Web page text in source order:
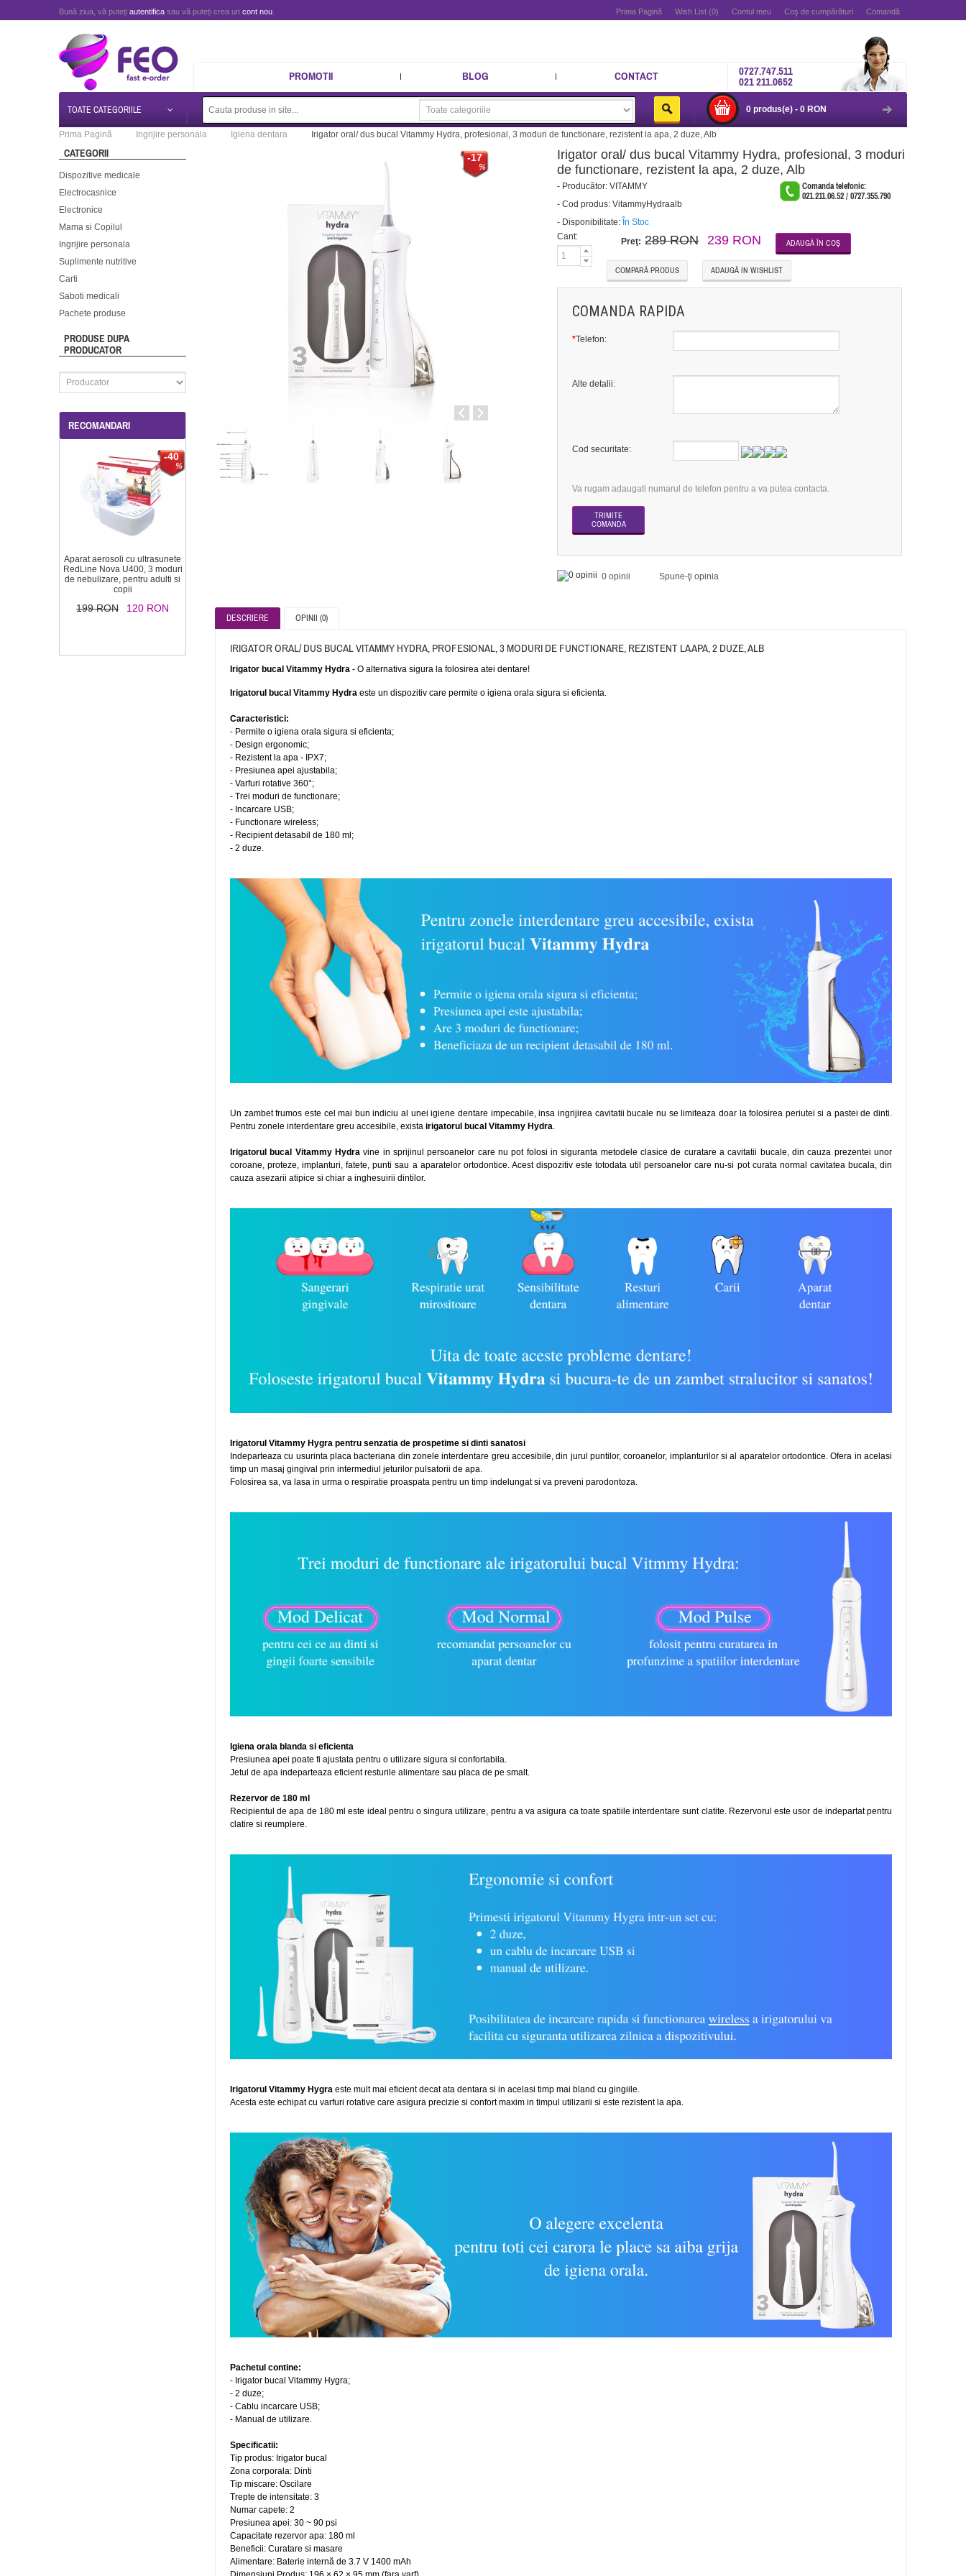
Bună ziua, vă puteți autentifica sau vă puteți crea un cont nou Prima Pagină Wish List (0) Contul meu Coş de cumpărături Comandă
0727.747.511
021 211.0652
CONTACT
BLOG
PROMOTII
0 produs(e) - 0 RON
TOATE CATEGORIILE
Prima Pagină Ingrijire personala Igiena dentara Irigator oral/ dus bucal Vitammy Hydra, profesional, 3 moduri de functionare, rezistent la apa, 2 duze, Alb
CATEGORII
Dispozitive medicale
Electrocasnice
Electronice
Mama si Copilul
Ingrijire personala
Suplimente nutritive
Carti
Saboti medicali
Pachete produse
PRODUSE DUPA
PRODUCATOR
RECOMANDARI
-40
Aparat aerosoli cu ultrasunete
RedLine Nova U400, 3 moduri
de nebulizare, pentru adulti si
copii
199 RON 120 RON
-17
Irigator oral/ dus bucal Vitammy Hydra, profesional, 3 moduri
de functionare, rezistent la apa, 2 duze, Alb
Comanda telefonic:
021.211.06.52 / 0727.355.790
- Producător:VITAMMY
-Cod produs: VitammyHydraalb
- Disponibilitate: În Stoc
Cant:
Preţ: 289 RON 239 RON
COMPARĂ PRODUS ADAUGĂ IN WISHLIST
COMANDA RAPIDA
*Telefon:
Alte detalii:
Cod securitate:
Va rugam adaugati numarul de telefon pentru a va putea contacta.
0 opinii Spune-ţi opinia
DESCRIERE OPINII (0)
IRIGATOR ORAL/ DUS BUCAL VITAMMY HYDRA, PROFESIONAL, 3 MODURI DE FUNCTIONARE, REZISTENT LA APA, 2 DUZE, ALB
Irigator bucal Vitammy Hydra - O alternativa sigura la folosirea atei dentare!
Irigatorul bucal Vitammy Hydra este un dispozitiv care permite o igiena orala sigura si eficienta.
Caracteristici:
- Permite o igiena orala sigura si eficienta;
- Design ergonomic;
- Rezistent la apa - IPX7;
- Presiunea apei ajustabila;
- Varfuri rotative 360°;
- Trei moduri de functionare;
- Incarcare USB;
- Functionare wireless;
- Recipient detasabil de 180 ml;
- 2 duze.
Un zambet frumos este cel mai bun indiciu al unei igiene dentare impecabile, insa ingrijirea cavitatii bucale nu se limiteaza doar la folosirea periutei si a pastei de dinti.
Pentru zonele interdentare greu accesibile, exista irigatorul bucal Vitammy Hydra
Irigatorul bucal Vitammy Hydra vine in sprijinul persoanelor care nu pot folosi in siguranta metodele clasice de curatare a cavitatii bucale, din cauza prezentei unor
coroane, proteze, implanturi, fatete, punti sau a aparatelor ortodontice. Acest dispozitiv este totodata util persoanelor care nu-si pot curata normal cavitatea bucala, din
cauza asezarii atipice si chiar a inghesuirii dintilor.
Irigatorul Vitammy Hygra pentru senzatia de prospetime si dinti sanatosi
Indeparteaza cu usurinta placa bacteriana din zonele interdentare greu accesibile, din jurul puntilor, coroanelor, implanturilor si al aparatelor ortodontice. Ofera in acelasi
timp un masaj gingival prin intermediul jeturilor pulsatorii de apa.
Folosirea sa, va lasa in urma o respiratie proaspata pentru un timp indelungat si va preveni parodontoza.
Igiena orala blanda si eficienta
Presiunea apei poate fi ajustata pentru o utilizare sigura si confortabila.
Jetul de apa indeparteaza eficient resturile alimentare sau placa de pe smalt.
Rezervor de 180 ml
Recipientul de apa de 180 ml este ideal pentru o singura utilizare, pentru a va asigura ca toate spatiile interdentare sunt clatite. Rezervorul este usor de indepartat pentru
clatire si reumplere.
Irigatorul Vitammy Hygra este mult mai eficient decat ata dentara si in acelasi timp mai bland cu gingiile.
Acesta este echipat cu varfuri rotative care asigura precizie si confort maxim in timpul utilizarii si este rezistent la apa.
Pachetul contine:
- Irigator bucal Vitammy Hygra;
- 2 duze;
- Cablu incarcare USB;
- Manual de utilizare.
Specificatii:
Tip produs: Irigator bucal
Zona corporala: Dinti
Tip miscare: Oscilare
Trepte de intensitate: 3
Numar capete: 2
Presiunea apei: 30 ~ 90 psi
Capacitate rezervor apa: 180 ml
Beneficii: Curatare si masare
Alimentare: Baterie internă de 3.7 V 1400 mAh